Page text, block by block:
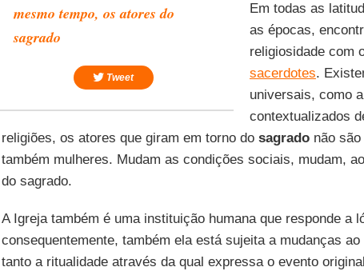
mesmo tempo, os atores do
sagrado
Tweet
Em todas as
as épocas,
religiosidade com
sacerdotes.
universais, como
contextualizados
religiões, os atores que giram em torno do sagradonão são
também mulheres. Mudam as condições sociais, mudam,
do sagrado.
A Igreja também é uma instituição humana que responde a
consequentemente, também ela está sujeita a mudanças
tanto a ritualidade através da qual expressa o evento